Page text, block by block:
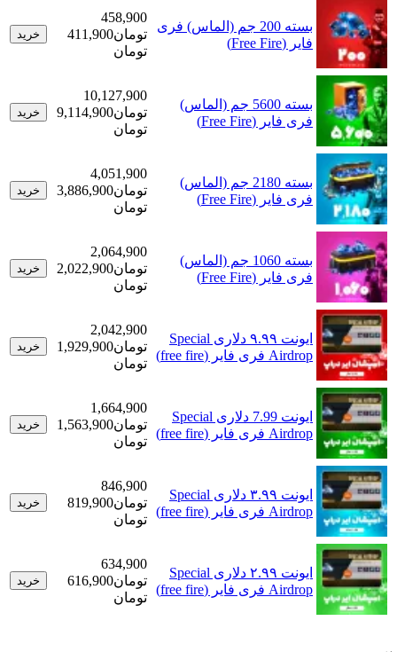
بسته 200 جم (الماس) فری
فایر (Free Fire)
تومان411,900
خرید
بسته 5600 جم (الماس)
فری فایر (Free Fire)
10,127,900
تومان
9,114,900
تومان
خرید
بسته 2180 جم (الماس)
فری فایر (Free Fire)
4,051,900
تومان
3,886,900
تومان
خرید
بسته 1060 جم (الماس)
فری فایر (Free Fire)
2,064,900
تومان
2,022,900
تومان
خرید
ایونت ۹.۹۹ دلاری Special
Airdrop فری فایر (free fire)
2,042,900
تومان
1,929,900
تومان
خرید
ایونت 7.99 دلاری Special
Airdrop فری فایر (free fire)
1,664,900
تومان
1,563,900
تومان
خرید
ایونت ۳.۹۹ دلاری Special
Airdrop فری فایر (free fire)
تومان
819,900
تومان
خرید
ایونت ۲.۹۹ دلاری Special
Airdrop فری فایر (free fire)
تومان
616,900
تومان
خرید